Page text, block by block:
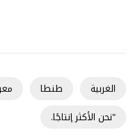
الغربية طنطا
"نحن الأكثر إنتاجًا.